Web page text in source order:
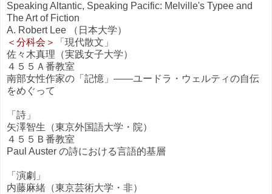
Speaking Altantic, Speaking Pacific: Melville's Typee and
The Art of Fiction
A. Robert Lee （日本大学）
＜分科会＞
「現代散文」
佐々木真理（実践女子大学）
４５５Ａ番教室
南部女性作家の「記憶」――ユードラ・ウェルティの自伝
をめぐって
「詩」
矢澤智生（東京外国語大学・院）
４５５Ｂ番教室
Paul Auster の詩における言語的基層
「演劇」
内藤麻緒（東京芸術大学・非）